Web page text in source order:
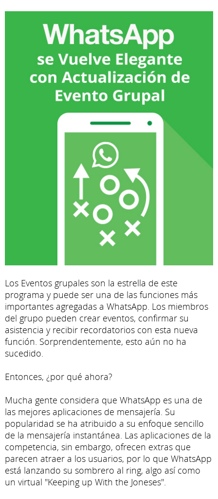
Los Eventos grupales son la estrella de este
programa y puede ser una de las funciones más
importantes agregadas a WhatsApp. Los miembros
del grupo pueden crear eventos, confirmar su
asistencia y recibir recordatorios con esta nueva
función. Sorprendentemente, esto aún no ha
sucedido.
Entonces, ¿por qué ahora?
Mucha gente considera que WhatsApp es una de
las mejores aplicaciones de mensajería. Su
popularidad se ha atribuido a su enfoque sencillo
de la mensajería instantánea. Las aplicaciones de la
competencia, sin embargo, ofrecen extras que
parecen atraer a los usuarios, por lo que WhatsApp
está lanzando su sombrero al ring, algo así como
un virtual "Keeping up With the Joneses".